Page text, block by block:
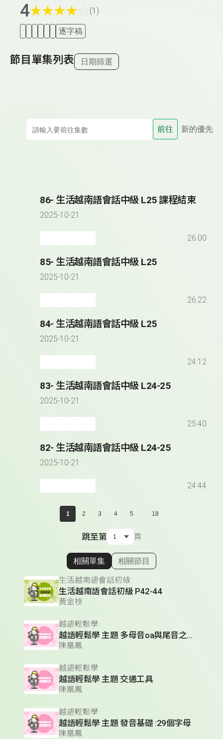
4★★★★ (1)
逐字稿
節目單集列表 日期篩選
前往 新的優先
86- 生活越南語會話中級 L25 課程結束
2025-10-21
26:00
85- 生活越南語會話中級 L25
2025-10-21
26:22
84- 生活越南語會話中級 L25
2025-10-21
24:12
83- 生活越南語會話中級 L24-25
2025-10-21
25:40
82- 生活越南語會話中級 L24-25
2025-10-21
24:44
1 2 3 4 5 ... 18
跳至第 頁
顯示相關單集
相關單集 相關節目
生活越南語會話初級
生活越南語會話初級 P42-44
黃金枝
越語輕鬆學
越語輕鬆學 主題 多母音oa與尾音之拼音
陳凰鳳
越語輕鬆學
越語輕鬆學 主題 交通工具
陳凰鳳
越語輕鬆學
越語輕鬆學 主題 發音基礎 :29個字母
陳凰鳳